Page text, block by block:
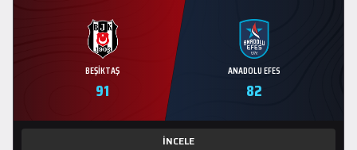
BEŞIKTAŞ
91
ANADOLU EFES
82
İNCELE